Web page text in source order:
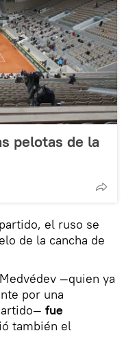
pelotas de la
el ruso se
de la cancha de
—quien ya
por una
fue
también el